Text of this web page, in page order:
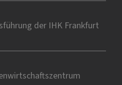
der IHK Frankfurt